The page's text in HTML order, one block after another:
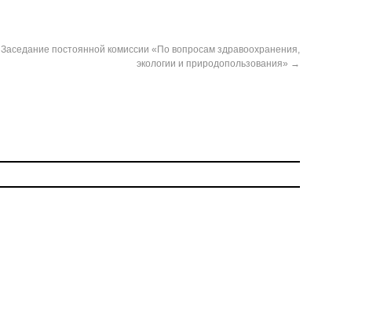
Заседание постоянной комиссии «По вопросам здравоохранения,
экологии и природопользования» →